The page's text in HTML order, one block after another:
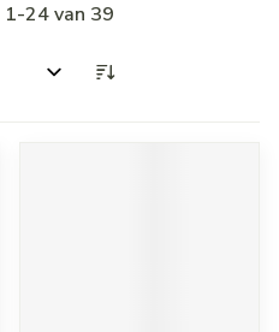
1-24van 39